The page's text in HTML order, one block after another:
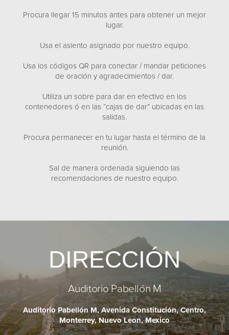
Procura llegar 15 minutos antes para obtener un mejor
lugar.
Usa el asiento asignado por nuestro equipo.
Usa los códigos QR para conectar / mandar peticiones
de oración y agradecimientos / dar.
Utiliza un sobre para dar en efectivo en los
contenedores ó en las “cajas de dar” ubicadas en las
salidas.
Procura permanecer en tu lugar hasta el término de la
reunión.
Sal de manera ordenada siguiendo las
recomendaciones de nuestro equipo.
DIRECCIÓN
Auditorio Pabellón M
Auditorio Pabellón M, Avenida Constitución, Centro,
Monterrey, Nuevo Leon, Mexico